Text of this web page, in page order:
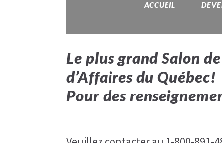
ACCUEIL
Le plus grand Salon
d’Affaires du Québec!
Pour des